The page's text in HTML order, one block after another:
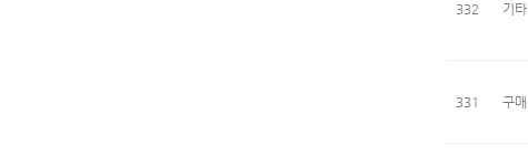
332 기타
331 구매